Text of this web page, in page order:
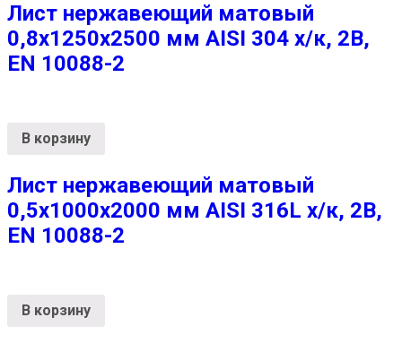
Лист нержавеющий матовый
0,8х1250х2500 мм AISI 304 х/к, 2B,
EN 10088-2
В корзину
Лист нержавеющий матовый
0,5х1000х2000 мм AISI 316L х/к, 2B,
EN 10088-2
В корзину